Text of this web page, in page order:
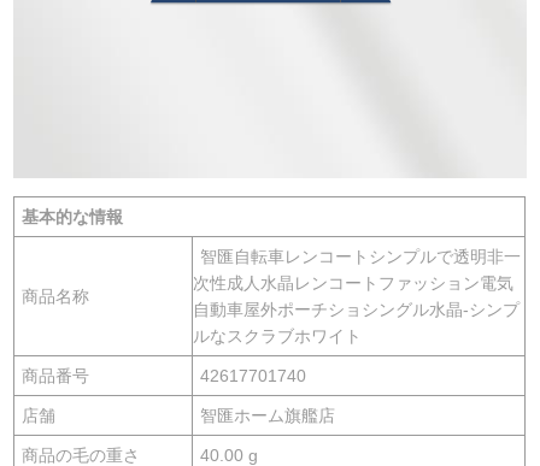
基本的な情報
商品名称
智匯自転車レンコートシンプルで透明非一
次性成人水晶レンコートファッション電気
自動車屋外ポーチショシングル水晶-シンプ
ルなスクラブホワイト
商品番号 42617701740
店舗 智匯ホーム旗艦店
商品の毛の重さ 40.00 g